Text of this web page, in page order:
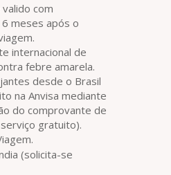
com
meses após o
internacional de
febre amarela.
desde o Brasil
na Anvisa mediante
do comprovante de
gratuito).
(solicita-se